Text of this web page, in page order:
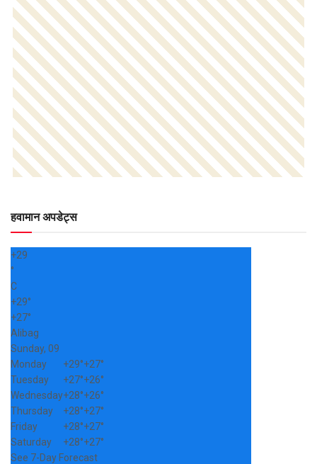
हवामान अपडेट्स
+29
°
C
+29°
+27°
Alibag
Sunday, 09
Monday
+29°+27°
Tuesday
+27°+26°
Wednesday+28°+26°
Thursday
+28°+27°
Friday
+28°+27°
Saturday
+28°+27°
See 7-Day Forecast